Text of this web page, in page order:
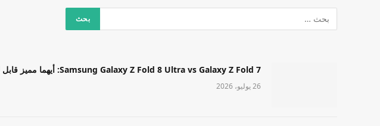
Samsung Galaxy Z Fold 8 Ultra vs Galaxy Z Fold 7: أيهما مميز قابل للطي يوفر قيمة أفضل
26 يوليو، 2026